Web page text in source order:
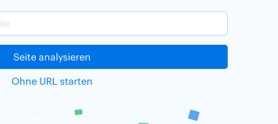
Seite analysieren
Ohne URL starten